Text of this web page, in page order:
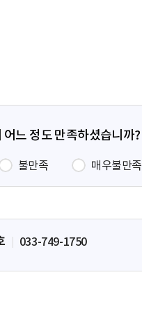
느 정도 만족하셨습니까?
불만족 매우불만족
033-749-1750